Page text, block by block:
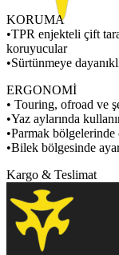
KORUMA
•TPR enjekteli çift
koruyucular
•Sürtünmeye
ERGONOMİ
• Touring, ofroad ve
•Yaz aylarında
•Parmak
•Bilek bölgesinde ayar
Kargo & Teslimat